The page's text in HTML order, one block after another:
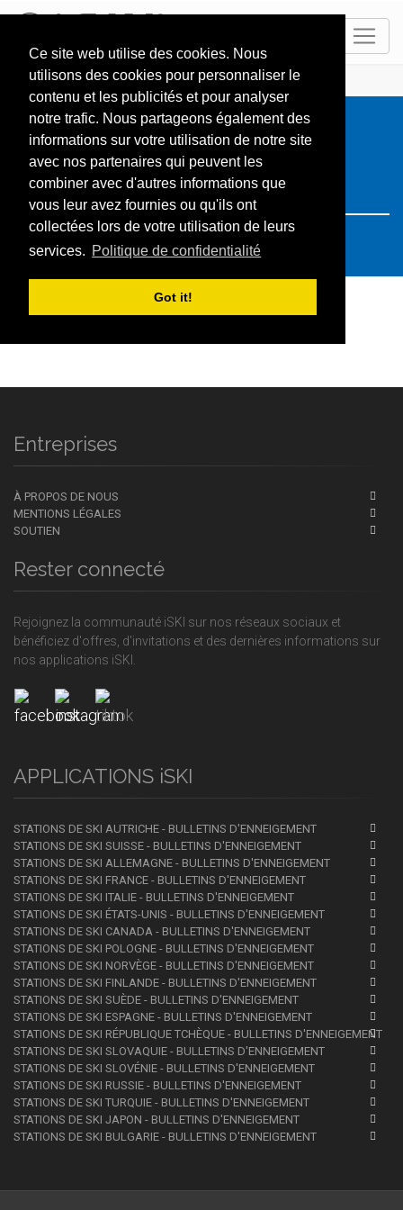
Ce site web utilise des cookies. Nous
utilisons des cookies pour personnaliser le
contenu et les publicités et pour analyser
notre trafic. Nous partageons également des
informations sur votre utilisation de notre site
avec nos partenaires qui peuvent les
combiner avec d'autres informations que
vous leur avez fournies ou qu'ils ont
collectées lors de votre utilisation de leurs
services. Politique de confidentialité
Got it!
ACCUEIL Resorts Search: Russie
Entreprises
À PROPOS DE NOUS
MENTIONS LÉGALES
SOUTIEN
Rester connecté
Rejoignez la communauté iSKI sur nos réseaux sociaux et
bénéficiez d'offres, d'invitations et des dernières informations sur
nos applications iSKI.
APPLICATIONS iSKI
STATIONS DE SKI AUTRICHE - BULLETINS D'ENNEIGEMENT
STATIONS DE SKI SUISSE - BULLETINS D'ENNEIGEMENT
STATIONS DE SKI ALLEMAGNE - BULLETINS D'ENNEIGEMENT
STATIONS DE SKI FRANCE - BULLETINS D'ENNEIGEMENT
STATIONS DE SKI ITALIE - BULLETINS D'ENNEIGEMENT
STATIONS DE SKI ÉTATS-UNIS - BULLETINS D'ENNEIGEMENT
STATIONS DE SKI CANADA - BULLETINS D'ENNEIGEMENT
STATIONS DE SKI POLOGNE - BULLETINS D'ENNEIGEMENT
STATIONS DE SKI NORVÈGE - BULLETINS D'ENNEIGEMENT
STATIONS DE SKI FINLANDE - BULLETINS D'ENNEIGEMENT
STATIONS DE SKI SUÈDE - BULLETINS D'ENNEIGEMENT
STATIONS DE SKI ESPAGNE - BULLETINS D'ENNEIGEMENT
STATIONS DE SKI RÉPUBLIQUE TCHÈQUE - BULLETINS D'ENNEIGEMENT
STATIONS DE SKI SLOVAQUIE - BULLETINS D'ENNEIGEMENT
STATIONS DE SKI SLOVÉNIE - BULLETINS D'ENNEIGEMENT
STATIONS DE SKI RUSSIE - BULLETINS D'ENNEIGEMENT
STATIONS DE SKI TURQUIE - BULLETINS D'ENNEIGEMENT
STATIONS DE SKI JAPON - BULLETINS D'ENNEIGEMENT
STATIONS DE SKI BULGARIE - BULLETINS D'ENNEIGEMENT